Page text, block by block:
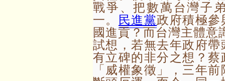
戰爭、把數萬台灣子
一。 民進黨政府積極參
國進貢？而台灣主體意
試想，若無去年政府
有立碑的非分之想？
「威權象徵」，三年